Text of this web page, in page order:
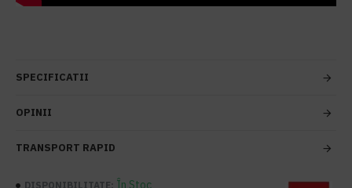
SPECIFICATII
OPINII
TRANSPORT RAPID
DISPONIBILITATE: În Stoc